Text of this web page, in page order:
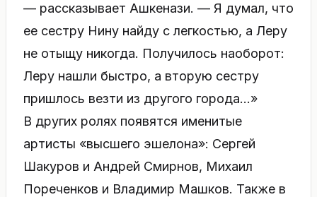
— рассказывает Ашкенази. — Я думал, что
ее сестру Нину найду с легкостью, а Леру
не отыщу никогда. Получилось наоборот:
Леру нашли быстро, а вторую сестру
пришлось везти из другого города…»
В других ролях появятся именитые
артисты «высшего эшелона»: Сергей
Шакуров и Андрей Смирнов, Михаил
Пореченков и Владимир Машков. Также в